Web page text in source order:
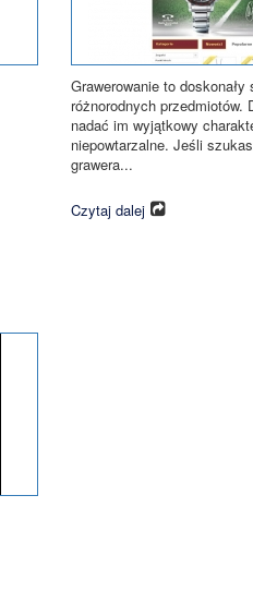
Grawerowanie to
różnorodnych przedmiotów.
nadać im wyjątkowy
niepowtarzalne. Jeśli
grawera...
Czytaj dalej